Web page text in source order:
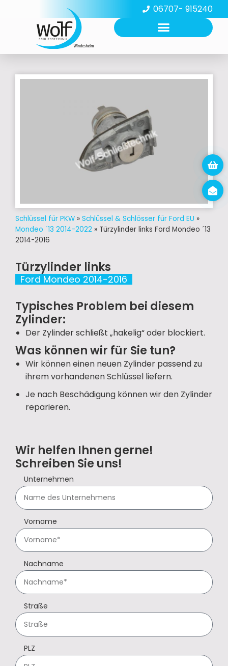
06707- 915240
Schlüssel für PKW » Schlüssel & Schlösser für Ford EU »
Mondeo ´13 2014-2022 » Türzylinder links Ford Mondeo ´13
2014-2016
Türzylinder links
Ford Mondeo 2014-2016
Typisches Problem bei diesem
Zylinder:
Der Zylinder schließt „hakelig“ oder blockiert.
Was können wir für Sie tun?
Wir können einen neuen Zylinder passend zu
ihrem vorhandenen Schlüssel liefern.
Je nach Beschädigung können wir den Zylinder
reparieren.
Wir helfen Ihnen gerne!
Schreiben Sie uns!
Unternehmen
Vorname
Nachname
Straße
PLZ